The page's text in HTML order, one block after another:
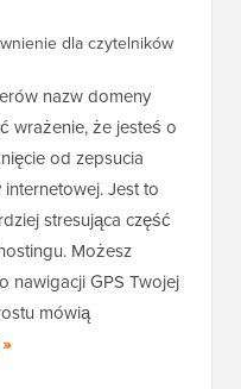
dla czytelników
nazw domeny
wrażenie, że jesteś o
od zepsucia
Jest to
stresująca część
Możesz
nawigacji GPS Twojej
mówią